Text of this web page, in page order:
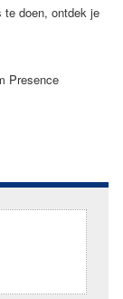
te doen, ontdek je
Presence